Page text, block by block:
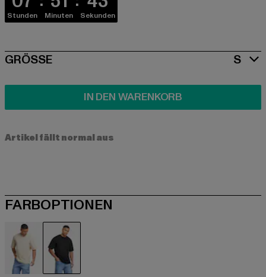
Stunden Minuten Sekunden
SIZE
GRÖSSE S
IN DEN WARENKORB
Artikel fällt normal aus
FARBOPTIONEN